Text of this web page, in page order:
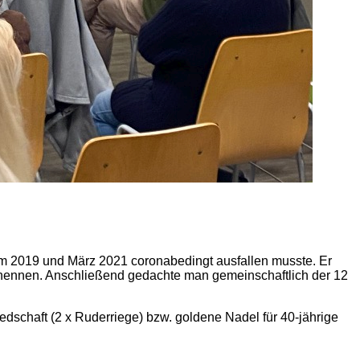
2019 und März 2021 coronabedingt ausfallen musste. Er
Anschließend gedachte man gemeinschaftlich der 12
(2 x Ruderriege) bzw. goldene Nadel für 40-jährige